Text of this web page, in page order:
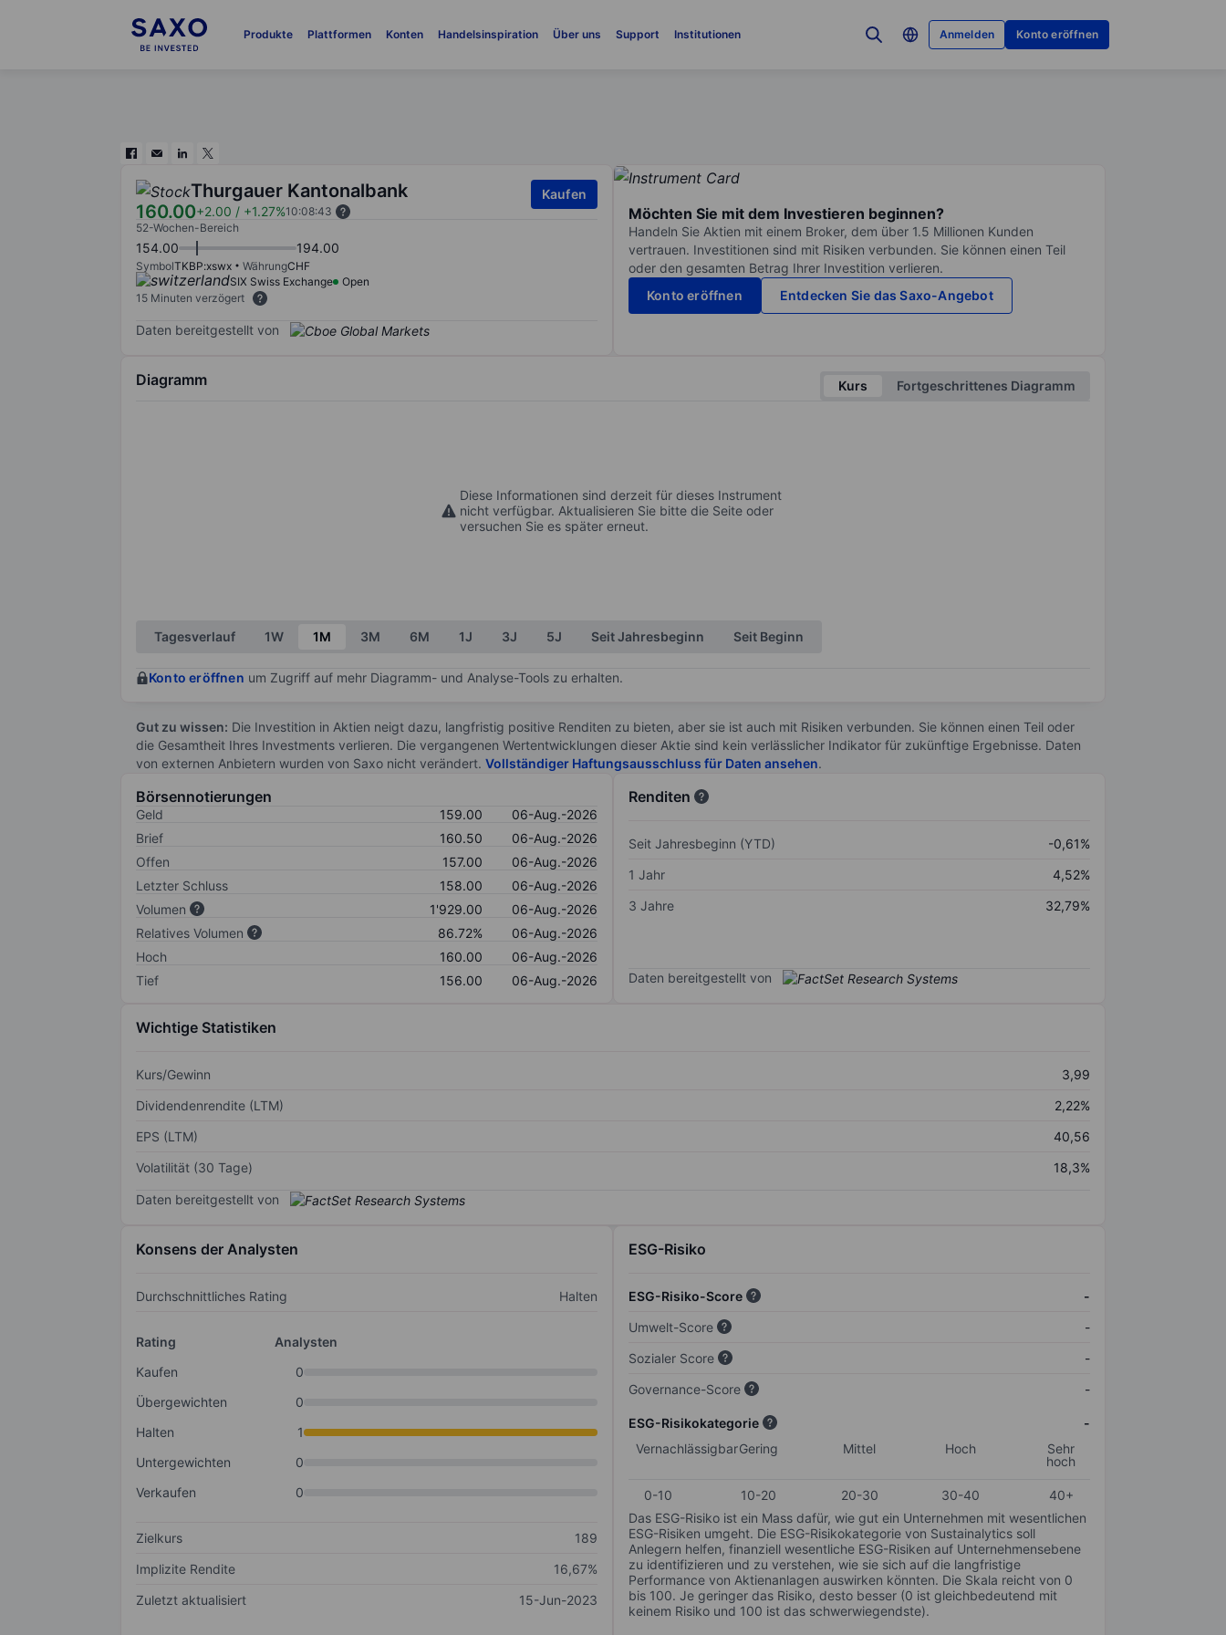
Produkte Plattformen Konten Handelsinspiration Über uns Support Institutionen Anmelden Konto eröffnen
Thurgauer Kantonalbank
160.00+2.00 / +1.27%10:08:43
Kaufen
52-Wochen-Bereich
154.00 194.00
SymbolTKBP:xswx WährungCHF
SIX Swiss Exchange
Open
15 Minuten verzögert
Daten bereitgestellt von
Möchten Sie mit dem Investieren beginnen?
Handeln Sie Aktien mit einem Broker, dem über 1.5 Millionen Kunden
vertrauen. Investitionen sind mit Risiken verbunden. Sie können einen Teil
oder den gesamten Betrag Ihrer Investition verlieren.
Konto eröffnen
Entdecken Sie das Saxo-Angebot
Diagramm Kurs Fortgeschrittenes Diagramm
Diese Informationen sind derzeit für dieses Instrument
nicht verfügbar. Aktualisieren Sie bitte die Seite oder
versuchen Sie es später erneut.
Tagesverlauf 1W 1M 3M 6M 1J 3J 5J Seit Jahresbeginn Seit Beginn
Konto eröffnen um Zugriff auf mehr Diagramm- und Analyse-Tools zu erhalten.
Gut zu wissen: Die Investition in Aktien neigt dazu, langfristig positive Renditen zu bieten, aber sie ist auch mit Risiken verbunden. Sie können einen Teil oder
die Gesamtheit Ihres Investments verlieren. Die vergangenen Wertentwicklungen dieser Aktie sind kein verlässlicher Indikator für zukünftige Ergebnisse. Daten
von externen Anbietern wurden von Saxo nicht verändert. Vollständiger Haftungsausschluss für Daten ansehen.
Börsennotierungen
Geld 159.00
06-Aug.-2026
Brief
160.50
06-Aug.-2026
Offen
157.00
06-Aug.-2026
Letzter Schluss
158.00
06-Aug.-2026
Volumen
1'929.00
06-Aug.-2026
Relatives Volumen
86.72%
06-Aug.-2026
Hoch
160.00
06-Aug.-2026
Tief
156.00 06-Aug.-2026
Renditen
Seit Jahresbeginn (YTD)
-0,61%
1 Jahr
4,52%
3 Jahre
32,79%
Daten bereitgestellt von
Wichtige Statistiken
Kurs/Gewinn
3,99
Dividendenrendite (LTM)
2,22%
EPS (LTM)
40,56
Volatilität (30 Tage)
18,3%
Daten bereitgestellt von
Konsens der Analysten
Durchschnittliches Rating Halten
Rating
Analysten
Kaufen
0
Übergewichten
0
Halten
1
Untergewichten
0
Verkaufen
0
Zielkurs
189
Implizite Rendite
16,67%
Zuletzt aktualisiert
15-Jun-2023
ESG-Risiko
ESG-Risiko-Score
-
Umwelt-Score
-
Sozialer Score
-
Governance-Score
-
ESG-Risikokategorie
-
VernachlässigbarGering Mittel Hoch
Sehr
hoch
0-10 10-20 20-30 30-40
40+
Das ESG-Risiko ist ein Mass dafür, wie gut ein Unternehmen mit wesentlichen
ESG-Risiken umgeht. Die ESG-Risikokategorie von Sustainalytics soll
Anlegern helfen, finanziell wesentliche ESG-Risiken auf Unternehmensebene
zu identifizieren und zu verstehen, wie sie sich auf die langfristige
Performance von Aktienanlagen auswirken könnten. Die Skala reicht von 0
bis 100. Je geringer das Risiko, desto besser (0 ist gleichbedeutend mit
keinem Risiko und 100 ist das schwerwiegendste).